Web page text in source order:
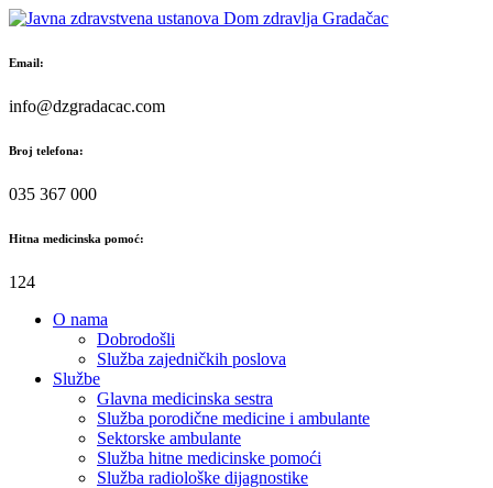
Skip
content
Email:
info@dzgradacac.com
Broj telefona:
035 367 000
Hitna medicinska pomoć:
124
O nama
Dobrodošli
Služba zajedničkih poslova
Službe
Glavna medicinska sestra
Služba porodične medicine i ambulante
Sektorske ambulante
Služba hitne medicinske pomoći
Služba radiološke dijagnostike